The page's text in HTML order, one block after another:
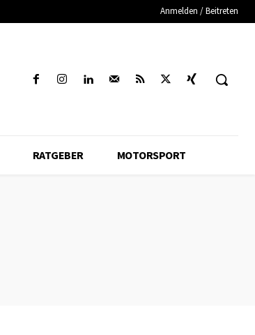
Anmelden / Beitreten
RATGEBER MOTORSPORT